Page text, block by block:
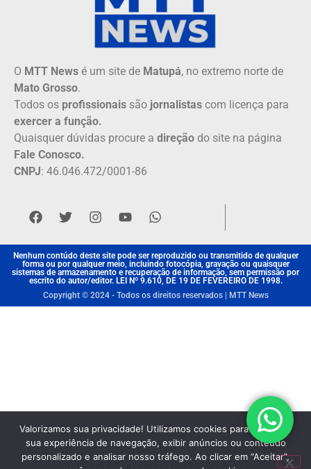
O MTT News é um site de Matupá, no extremo norte de
Mato Grosso.
Todos os profissionais são jornalistas com licença para
exercer a função.
Quaisquer dúvidas procure a direção do site na página
Fale Conosco.
CNPJ: 46.046.472/0001-86
Nenhum contúdo deste site pode ser reproduzido ou transmitido de qualquer
forma ou por qualquer meio, incluindo fotocópia, gravação ou quaisquer
sistemas de armazenamento e recuperação de informação, sem permissão por
escrito do autor/editor. LEI Nº 9.610, DE 19 DE FEVEREIRO DE 1998.
Copyright © 2024 - Todos os direitos reservados | MTT News
Valorizamos sua privacidade! Utilizamos cookies para aprimorar
sua experiência de navegação, exibir anúncios ou conteúdo
personalizado e analisar nosso tráfego. Ao clicar em “Aceitar”,